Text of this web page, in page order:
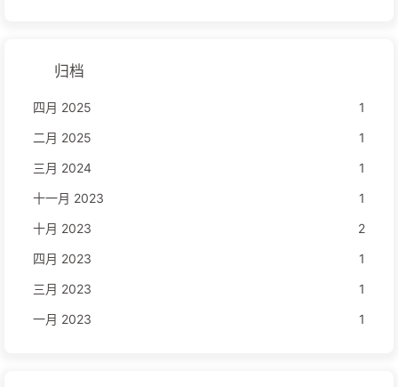
归档
四月 2025
1
二月 2025
1
三月 2024
1
十一月 2023
1
十月 2023
2
四月 2023
1
三月 2023
1
一月 2023
1